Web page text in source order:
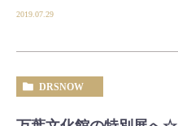
2019.07.29
DRSNOW